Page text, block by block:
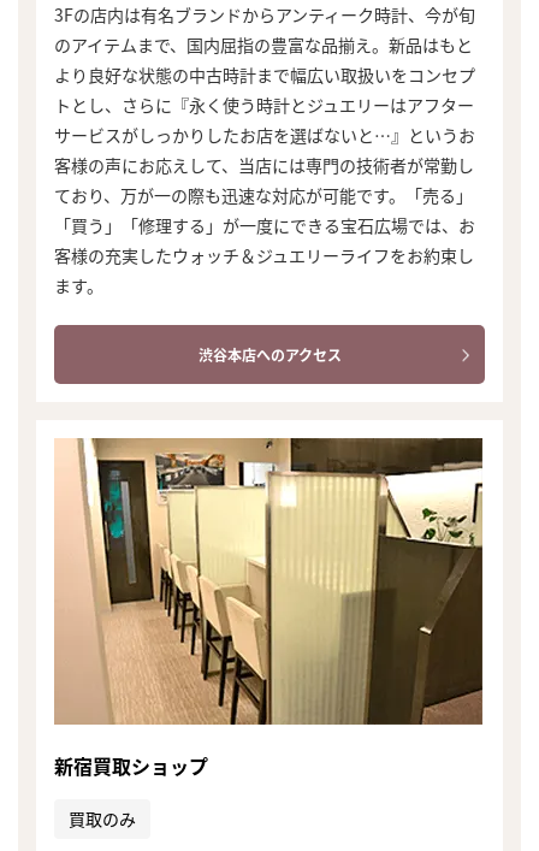
3Fの店内は有名ブランドからアンティーク時計、今が旬
のアイテムまで、国内屈指の豊富な品揃え。新品はもと
より良好な状態の中古時計まで幅広い取扱いをコンセプ
トとし、さらに『永く使う時計とジュエリーはアフター
サービスがしっかりしたお店を選ばないと…』というお
客様の声にお応えして、当店には専門の技術者が常勤し
ており、万が一の際も迅速な対応が可能です。「売る」
「買う」「修理する」が一度にできる宝石広場では、お
客様の充実したウォッチ＆ジュエリーライフをお約束し
ます。
渋谷本店へのアクセス
新宿買取ショップ
買取のみ